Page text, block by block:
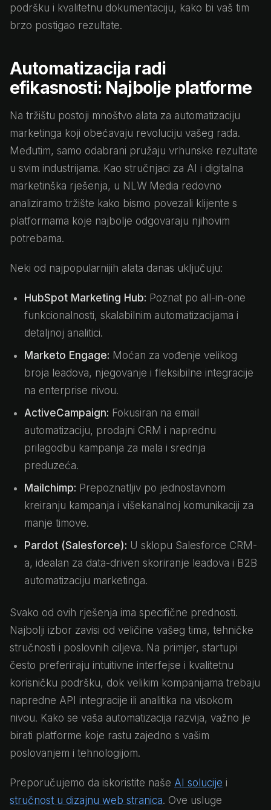
podršku i kvalitetnu dokumentaciju, kako bi vaš tim
brzo postigao rezultate.
Automatizacija radi
efikasnosti: Najbolje platforme
Na tržištu postoji mnoštvo alata za automatizaciju
marketinga koji obećavaju revoluciju vašeg rada.
Međutim, samo odabrani pružaju vrhunske rezultate
u svim industrijama. Kao stručnjaci za AI i digitalna
marketinška rješenja, u NLW Media redovno
analiziramo tržište kako bismo povezali klijente s
platformama koje najbolje odgovaraju njihovim
potrebama.
Neki od najpopularnijih alata danas uključuju:
HubSpot Marketing Hub: Poznat po all-in-one
funkcionalnosti, skalabilnim automatizacijama i
detaljnoj analitici.
Marketo Engage: Moćan za vođenje velikog
broja leadova, njegovanje i fleksibilne integracije
na enterprise nivou.
ActiveCampaign: Fokusiran na email
automatizaciju, prodajni CRM i naprednu
prilagodbu kampanja za mala i srednja
preduzeća.
Mailchimp: Prepoznatljiv po jednostavnom
kreiranju kampanja i višekanalnoj komunikaciji za
manje timove.
Pardot (Salesforce): U sklopu Salesforce CRM-
a, idealan za data-driven skoriranje leadova i B2B
automatizaciju marketinga.
Svako od ovih rješenja ima specifične prednosti.
Najbolji izbor zavisi od veličine vašeg tima, tehničke
stručnosti i poslovnih ciljeva. Na primjer, startupi
često preferiraju intuitivne interfejse i kvalitetnu
korisničku podršku, dok velikim kompanijama trebaju
napredne API integracije ili analitika na visokom
nivou. Kako se vaša automatizacija razvija, važno je
birati platforme koje rastu zajedno s vašim
poslovanjem i tehnologijom.
Preporučujemo da iskoristite naše AI solucije i
stručnost u dizajnu web stranica. Ove usluge